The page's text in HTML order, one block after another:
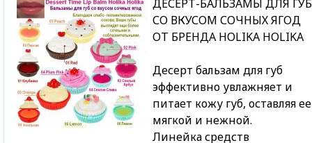
ДЕСЕРТ-БАЛЬЗАМЫ ДЛЯ ГУБ
СО ВКУСОМ СОЧНЫХ ЯГОД
ОТ БРЕНДА HOLIKA HOLIKA
Десерт бальзам для губ
эффективно увлажняет и
питает кожу губ, оставляя ее
мягкой и нежной.
Линейка средств